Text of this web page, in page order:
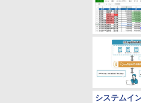
システムイ